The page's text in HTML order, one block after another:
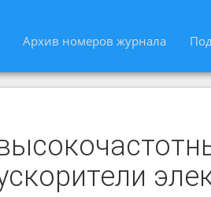
Архив номеров журнала